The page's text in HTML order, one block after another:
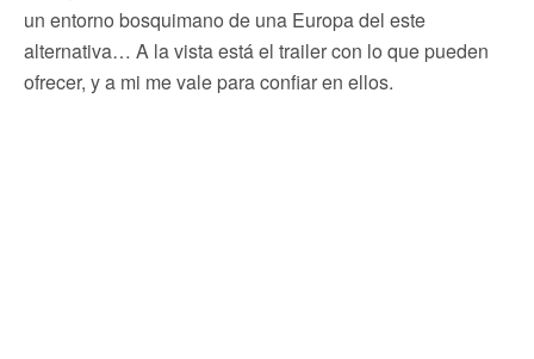
un entorno bosquimano de una Europa del este
alternativa… A la vista está el trailer con lo que pueden
ofrecer, y a mi me vale para confiar en ellos.